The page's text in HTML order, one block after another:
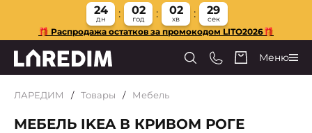
24
дн
02
год
02
хв
28
сек
🎁 Распродажа остатков за промокодом LITO2026🎁
Меню
ЛАРЕДИМ Товары Мебель
МЕБЕЛЬ IKEA В КРИВОМ РОГЕ